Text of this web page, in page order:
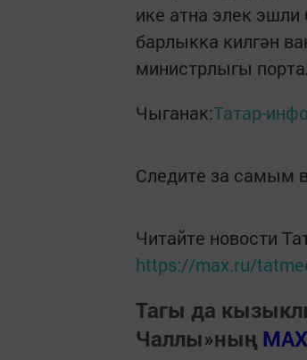
ике атна элек
барлыкка килгән
министрлыгы
Чыганак:Татар-
Следите за самым
Читайте новости
https://max.ru/
Тагы да
Чаллы»ның